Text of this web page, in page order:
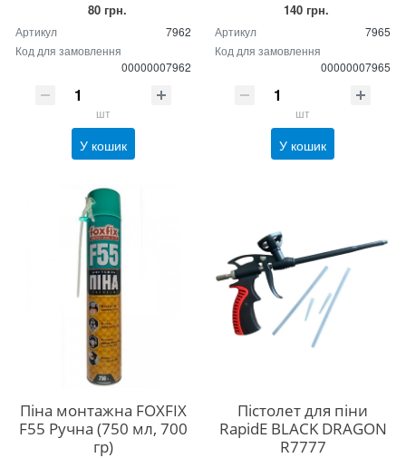
80 грн.
Артикул
7962
Код для замовлення
00000007962
шт
У кошик
140 грн.
Артикул
7965
Код для замовлення
00000007965
шт
У кошик
Піна монтажна FOXFIX
F55 Ручна (750 мл, 700
гр)
Пістолет для піни
RapidE BLACK DRAGON
R7777